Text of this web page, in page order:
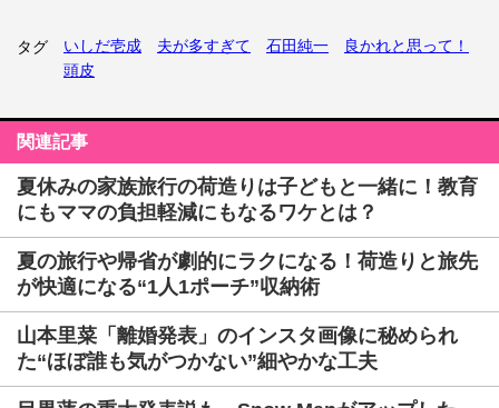
タグ いしだ壱成 夫が多すぎて 石田純一
良かれと思って！
頭皮
関連記事
夏休みの家族旅行の荷造りは子どもと一緒に！教育
にもママの負担軽減にもなるワケとは？
夏の旅行や帰省が劇的にラクになる！荷造りと旅先
が快適になる“1人1ポーチ”収納術
山本里菜「離婚発表」のインスタ画像に秘められ
た“ほぼ誰も気がつかない”細やかな工夫